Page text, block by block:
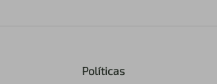
Políticas